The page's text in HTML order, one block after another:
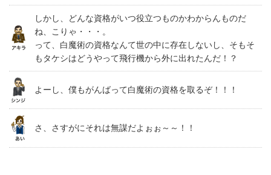
しかし、どんな資格がいつ役立つものかわからんものだ
ね、こりゃ・・・。
って、白魔術の資格なんて世の中に存在しないし、そもそ
もタケシはどうやって飛行機から外に出れたんだ！？
よーし、僕もがんばって白魔術の資格を取るぞ！！！
さ、さすがにそれは無謀だよぉぉ～～！！